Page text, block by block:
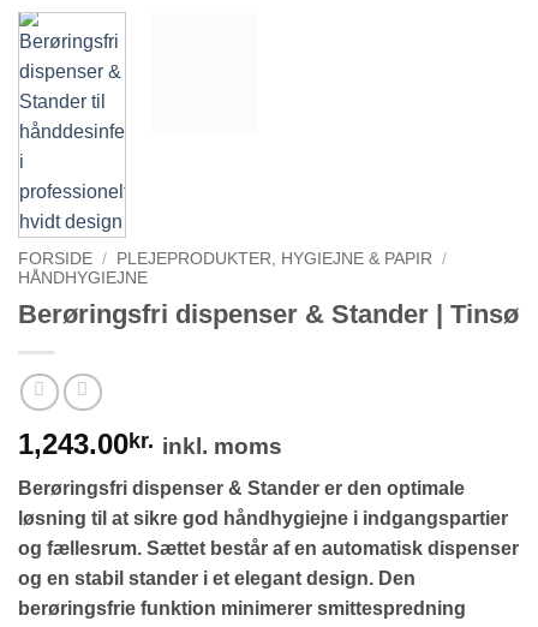
FORSIDE / PLEJEPRODUKTER, HYGIEJNE & PAPIR
/
HÅNDHYGIEJNE
Berøringsfri dispenser & Stander | Tinsø
1,243.00kr. inkl. moms
Berøringsfri dispenser & Stander er den optimale
løsning til at sikre god håndhygiejne i indgangspartier
og fællesrum. Sættet består af en automatisk dispenser
og en stabil stander i et elegant design. Den
berøringsfrie funktion minimerer smittespredning